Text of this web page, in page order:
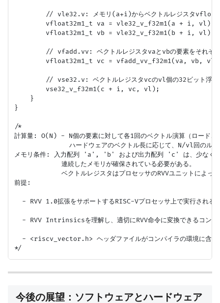
// vle32.v: メモリ(a+i)からベクトルレジスタ
        vfloat32m1_t va = vle32_v_f32m1(a + i, vl);
        vfloat32m1_t vb = vle32_v_f32m1(b + i, vl);
// vfadd.vv: ベクトルレジスタvaとvbの要素をそれぞれ
vfloat32m1_t vc = vfadd_vv_f32m1(va, vb,
// vse32.v: ベクトルレジスタvcのvl個の32ビット浮動
        vse32_v_f32m1(c + i, vc, vl);
    }
}
/*
計算量: O(N) - N個の要素に対して各1回のベクトル演算（ロード、
ハードウェアのベクトル長に応じて、N/vl回のルー
メモリ条件: 入力配列 'a', 'b' および出力配列 'c' は、少
            連続したメモリが確保されている必要がある。
ベクトルレジスタはプロセッサのRVVユニットによっ
前提:
- RVV 1.0拡張をサポートするRISC-Vプロセッサ上で実行される
- RVV Intrinsicsを理解し、適切にRVV命令に変換できるコン
- <riscv_vector.h> ヘッダファイルがコンパイラの環境に含ま
今後の展望：ソフトウェアとハードウェア